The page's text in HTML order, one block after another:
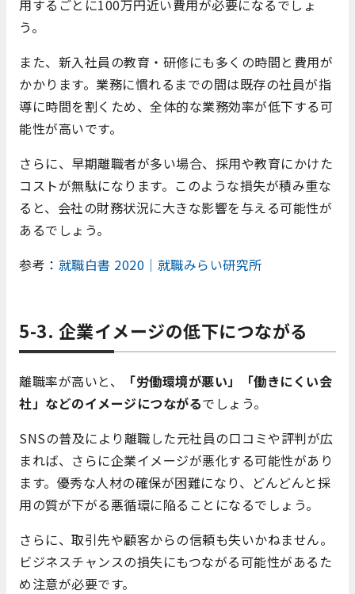
用するごとに100万円近い費用が必要になるでしょ
う。
また、新入社員の教育・研修にも多くの時間と費用が
かかります。業務に慣れるまでの間は既存の社員が指
導に時間を割くため、全体的な業務効率が低下する可
能性が高いです。
さらに、早期離職者が多い場合、採用や教育にかけた
コストが無駄になります。このような損失が積み重な
ると、会社の財務状況に大きな影響を与える可能性が
あるでしょう。
参考： 就職白書 2020｜就職みらい研究所
5-3. 企業イメージの低下につながる
離職率が高いと、
「労働環境が悪い」「働きにくい会
社」などのイメージにつながるでしょう。
SNSの普及により離職した元社員の口コミや評判が広
まれば、さらに企業イメージが悪化する可能性があり
ます。優秀な人材の確保が困難になり、どんどんと採
用の質が下がる悪循環に陥ることになるでしょう。
さらに、取引先や顧客からの信頼も失いかねません。
ビジネスチャンスの損失にもつながる可能性があるた
め注意が必要です。